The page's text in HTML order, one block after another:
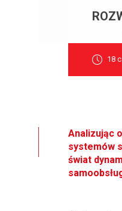
18
Analizując
systemów
świat